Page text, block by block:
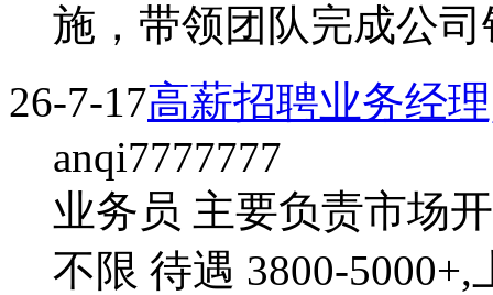
施，带领团队完成公
26-7-17高薪招聘业务经
anqi7777777
业务员 主要负责市场
不限 待遇 3800-